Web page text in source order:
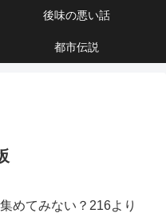
後味の悪い話
都市伝説
めてみない？216より